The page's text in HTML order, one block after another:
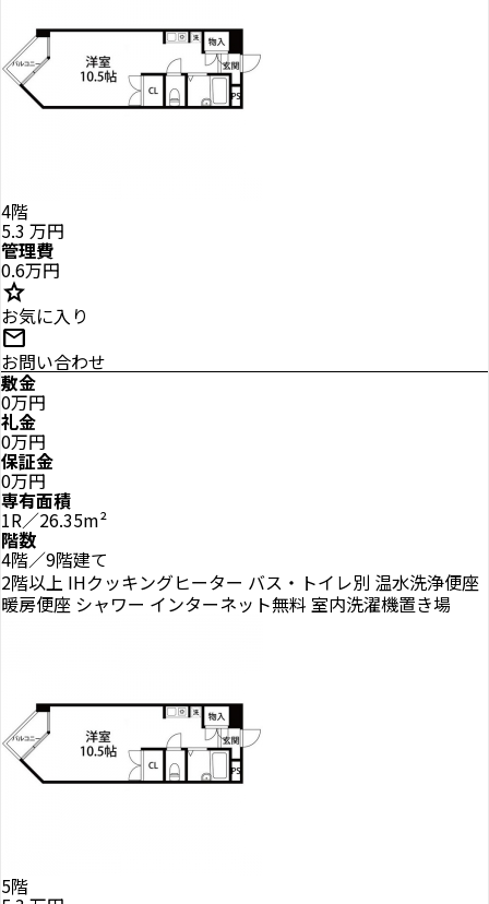
4階
5.3 万円
管理費
0.6万円
star
お気に入り
mail
お問い合わせ
敷金
0万円
礼金
0万円
保証金
0万円
専有面積
1R／26.35m²
階数
4階／9階建て
2階以上 IHクッキングヒーター バス・トイレ別 温水洗浄便座
暖房便座 シャワー インターネット無料 室内洗濯機置き場
5階